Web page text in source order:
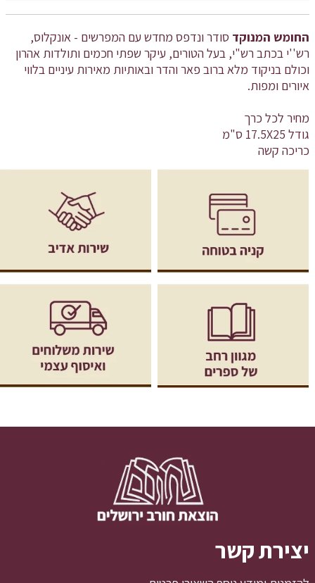
החומש המנוקד סודר ונדפס מחדש עם המפרשים - אונקלוס,
רש''י בכתב רש"י, בעל הטורים, עיקר שפתי חכמים ותולדות אהרון
וכולם בניקוד מלא ברוב פאר והדר ובאותיות מאירות עיניים בלווי
איורים ומפות.
מחיר לכל כרך
גודל 17.5X25 ס"מ
כריכה קשה
יצירת קשר